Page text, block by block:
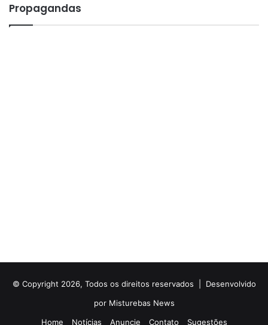
Propagandas
© Copyright 2026, Todos os direitos reservados | Desenvolvido
por Misturebas News
Home
Notícias Anuncie Contato Sugestões